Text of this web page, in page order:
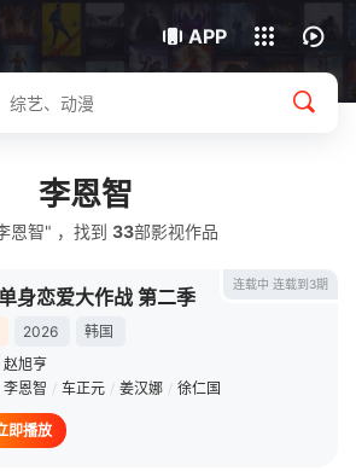
APP
下载客户端
我的观影记录
李恩智
恩智" ，找到 33部影视作品
连载中 连载到3期
身恋爱大作战 第二季
2026
韩国
赵旭亨
李恩智 / 车正元 / 姜汉娜 / 徐仁国
即播放